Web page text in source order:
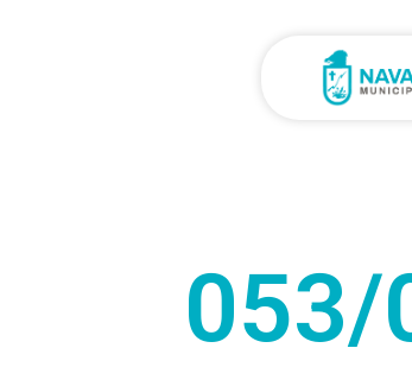
053/